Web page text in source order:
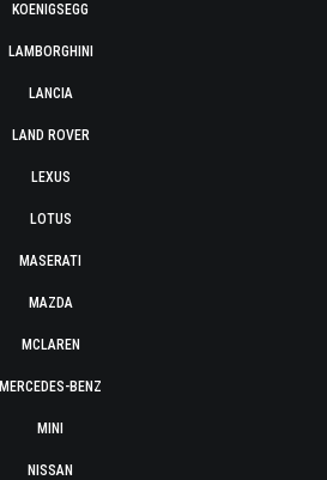
KOENIGSEGG
LAMBORGHINI
LANCIA
LAND ROVER
LEXUS
LOTUS
MASERATI
MAZDA
MCLAREN
MERCEDES-BENZ
MINI
NISSAN